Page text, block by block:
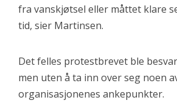
fra vanskjøtsel eller måttet klare
tid, sier Martinsen.
Det felles protestbrevet ble
men uten å ta inn over seg noen
organisasjonenes ankepunkter.